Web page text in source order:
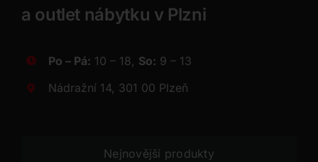
a outlet nábytku v Plzni
Po – Pá: 10 – 18, So: 9 – 13
Nádražní 14, 301 00 Plzeň
Nejnovější produkty